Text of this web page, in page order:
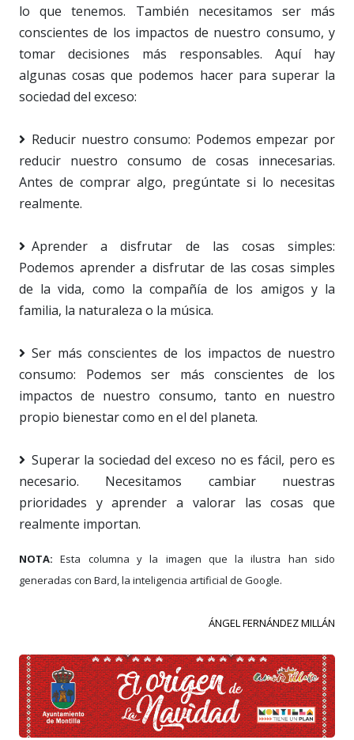
lo que tenemos. También necesitamos ser más
conscientes de los impactos de nuestro consumo, y
tomar decisiones más responsables. Aquí hay
algunas cosas que podemos hacer para superar la
sociedad del exceso:
Reducir nuestro consumo: Podemos empezar por
reducir nuestro consumo de cosas innecesarias.
Antes de comprar algo, pregúntate si lo necesitas
realmente.
Aprender a disfrutar de las cosas simples:
Podemos aprender a disfrutar de las cosas simples
de la vida, como la compañía de los amigos y la
familia, la naturaleza o la música.
Ser más conscientes de los impactos de nuestro
consumo: Podemos ser más conscientes de los
impactos de nuestro consumo, tanto en nuestro
propio bienestar como en el del planeta.
Superar la sociedad del exceso no es fácil, pero es
necesario. Necesitamos cambiar nuestras
prioridades y aprender a valorar las cosas que
realmente importan.
NOTA: Esta columna y la imagen que la ilustra han sido
generadas con Bard, la inteligencia artificial de Google.
ÁNGEL FERNÁNDEZ MILLÁN